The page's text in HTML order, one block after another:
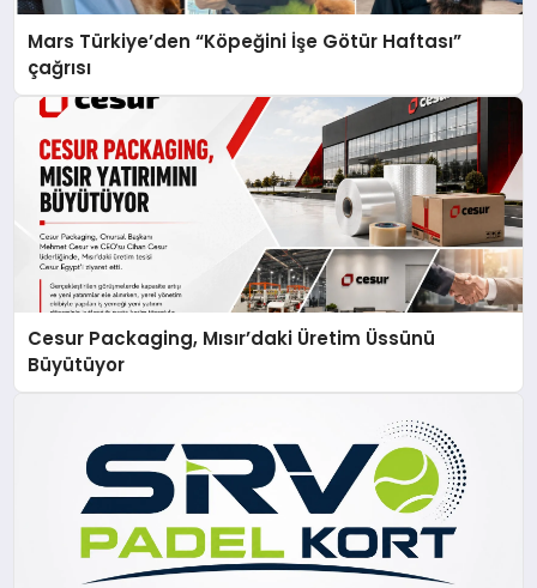
Mars Türkiye’den “Köpeğini İşe Götür Haftası”
çağrısı
Cesur Packaging, Mısır’daki Üretim Üssünü
Büyütüyor